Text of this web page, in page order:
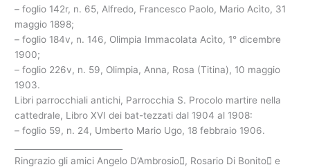
– foglio 142r, n. 65, Alfredo, Francesco Paolo, Mario Acìto, 31
maggio 1898;
– foglio 184v, n. 146, Olimpia Immacolata Acìto, 1° dicembre
1900;
– foglio 226v, n. 59, Olimpia, Anna, Rosa (Titina), 10 maggio
1903.
Libri parrocchiali antichi, Parrocchia S. Procolo martire nella
cattedrale, Libro XVI dei bat-tezzati dal 1904 al 1908:
– foglio 59, n. 24, Umberto Mario Ugo, 18 febbraio 1906.
Ringrazio gli amici Angelo D’Ambrosio, Rosario Di Bonito e